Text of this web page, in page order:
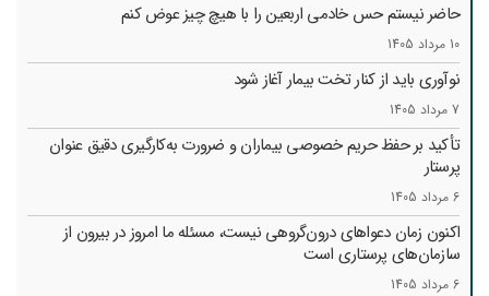
حاضر نیستم حس خادمی اربعین را با هیچ چیز عوض کنم
10 مرداد 1405
نوآوری باید از کنار تخت بیمار آغاز شود
7 مرداد 1405
تأکید بر حفظ حریم خصوصی بیماران و ضرورت به‌کارگیری دقیق عنوان
پرستار
6 مرداد 1405
اکنون زمان دعواهای درون‌گروهی نیست، مسئله ما امروز در بیرون از
سازمان‌های پرستاری است
6 مرداد 1405